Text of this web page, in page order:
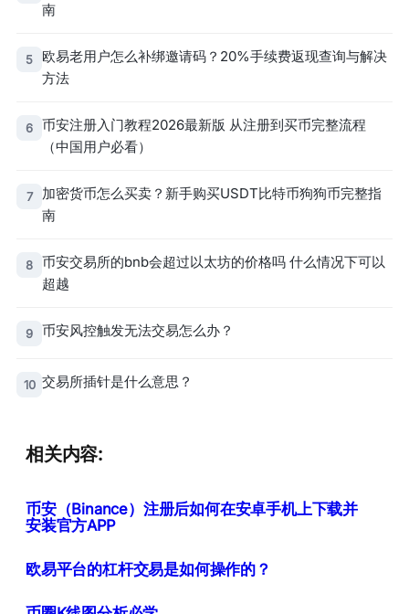
南
5
欧易老用户怎么补绑邀请码？20%手续费返现查询与解决
方法
6
币安注册入门教程2026最新版 从注册到买币完整流程
（中国用户必看）
7
加密货币怎么买卖？新手购买USDT比特币狗狗币完整指
南
8
币安交易所的bnb会超过以太坊的价格吗 什么情况下可以
超越
9 币安风控触发无法交易怎么办？
10 交易所插针是什么意思？
相关内容:
币安（Binance）注册后如何在安卓手机上下载并
安装官方APP
欧易平台的杠杆交易是如何操作的？